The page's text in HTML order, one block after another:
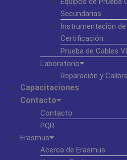
Secundarias
Instrumentación
Certificación
Prueba de Cables
Laboratorio
Reparación y
Capacitaciones
Contacto
Contacto
PQR
Erasmus
Acerca de Erasmus